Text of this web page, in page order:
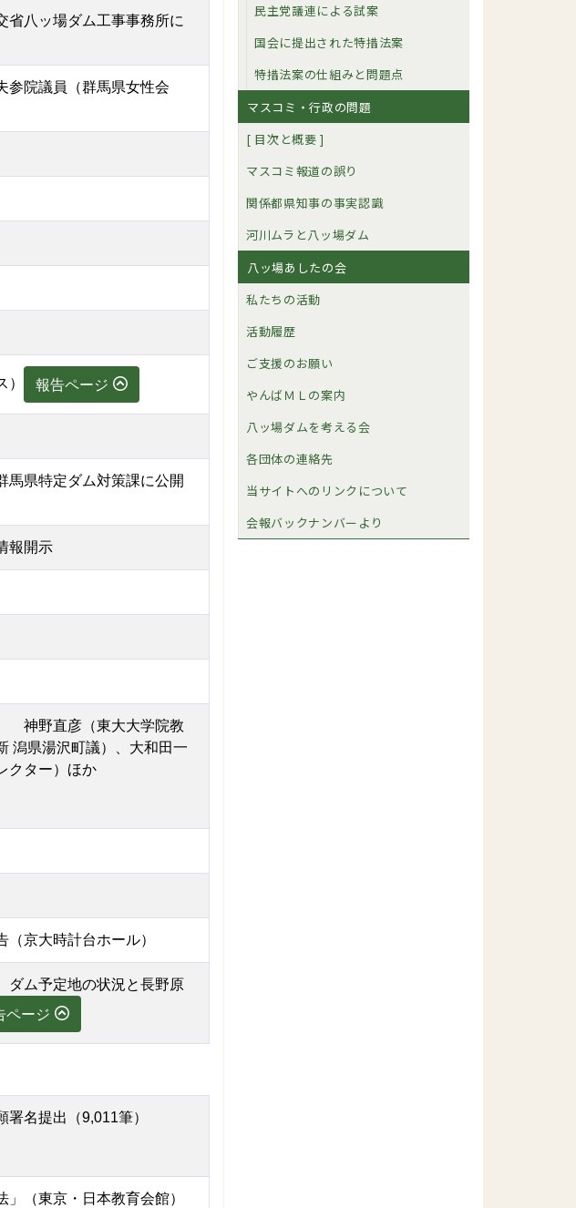
省八ッ場ダム工事事務所に
院議員（群馬県女性会
報告ページ
馬県特定ダム対策課に公開
報開示
神野直彦（東大大学院教
潟県湯沢町議）、大和田一
クター）ほか
京大時計台ホール）
ム予定地の状況と長野原
ページ
名提出（9,011筆）
（東京・日本教育会館）
民主党議連による試案
国会に提出された特措法案
特措法案の仕組みと問題点
マスコミ・行政の問題
[ 目次と概要 ]
マスコミ報道の誤り
関係都県知事の事実認識
河川ムラと八ッ場ダム
八ッ場あしたの会
私たちの活動
活動履歴
ご支援のお願い
やんばＭＬの案内
八ッ場ダムを考える会
各団体の連絡先
当サイトへのリンクについて
会報バックナンバーより